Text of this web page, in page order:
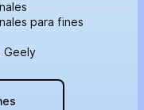
para fines
Geely